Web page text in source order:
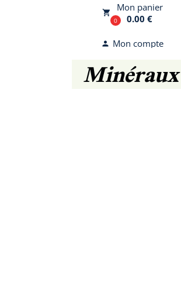
local_grocery_store
0
Mon panier
0.00 €
person Mon compte
Minéraux